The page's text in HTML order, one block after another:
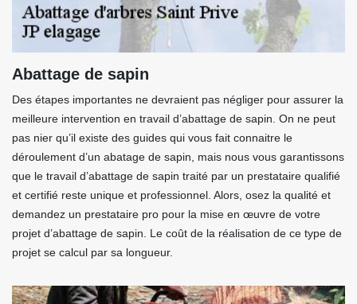
Abattage de sapin
Des étapes importantes ne devraient pas négliger pour assurer la
meilleure intervention en travail d’abattage de sapin. On ne peut
pas nier qu’il existe des guides qui vous fait connaitre le
déroulement d’un abatage de sapin, mais nous vous garantissons
que le travail d’abattage de sapin traité par un prestataire qualifié
et certifié reste unique et professionnel. Alors, osez la qualité et
demandez un prestataire pro pour la mise en œuvre de votre
projet d’abattage de sapin. Le coût de la réalisation de ce type de
projet se calcul par sa longueur.